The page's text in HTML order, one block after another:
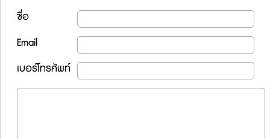
ชื่อ
Email
เบอร์โทรศัพท์